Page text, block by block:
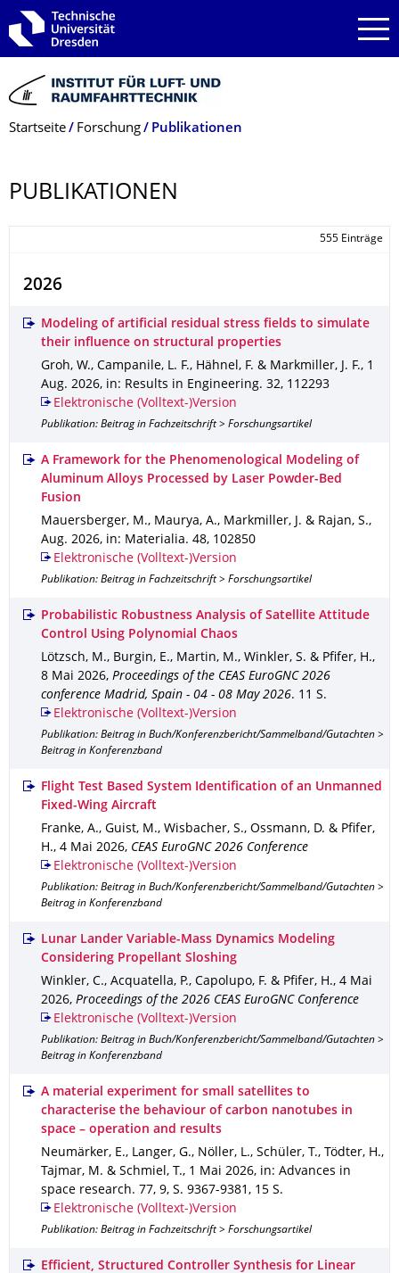
Zur Hauptnavigation springen
Zur Suche springen
Zum Inhalt springen
Breadcrumb-Menü
Startseite Forschung Publikationen
PUBLIKATIONEN
555 Einträge
2026
Modeling of artificial residual stress fields to simulate
their influence on structural properties
Groh, W., Campanile, L. F., Hähnel, F. & Markmiller, J. F., 1
Aug. 2026, in: Results in Engineering. 32, 112293
Elektronische (Volltext-)Version
Publikation: Beitrag in Fachzeitschrift > Forschungsartikel
A Framework for the Phenomenological Modeling of
Aluminum Alloys Processed by Laser Powder-Bed
Fusion
Mauersberger, M., Maurya, A., Markmiller, J. & Rajan, S.,
Aug. 2026, in: Materialia. 48, 102850
Elektronische (Volltext-)Version
Publikation: Beitrag in Fachzeitschrift > Forschungsartikel
Probabilistic Robustness Analysis of Satellite Attitude
Control Using Polynomial Chaos
Lötzsch, M., Burgin, E., Martin, M., Winkler, S. & Pfifer, H.,
8 Mai 2026, Proceedings of the CEAS EuroGNC 2026
conference Madrid, Spain - 04 - 08 May 2026. 11 S.
Elektronische (Volltext-)Version
Publikation: Beitrag in Buch/Konferenzbericht/Sammelband/Gutachten >
Beitrag in Konferenzband
Flight Test Based System Identification of an Unmanned
Fixed-Wing Aircraft
Franke, A., Guist, M., Wisbacher, S., Ossmann, D. & Pfifer,
H., 4 Mai 2026, CEAS EuroGNC 2026 Conference
Elektronische (Volltext-)Version
Publikation: Beitrag in Buch/Konferenzbericht/Sammelband/Gutachten >
Beitrag in Konferenzband
Lunar Lander Variable-Mass Dynamics Modeling
Considering Propellant Sloshing
Winkler, C., Acquatella, P., Capolupo, F. & Pfifer, H., 4 Mai
2026, Proceedings of the 2026 CEAS EuroGNC Conference
Elektronische (Volltext-)Version
Publikation: Beitrag in Buch/Konferenzbericht/Sammelband/Gutachten >
Beitrag in Konferenzband
A material experiment for small satellites to
characterise the behaviour of carbon nanotubes in
space – operation and results
Neumärker, E., Langer, G., Nöller, L., Schüler, T., Tödter, H.,
Tajmar, M. & Schmiel, T., 1 Mai 2026, in: Advances in
space research. 77, 9, S. 9367-9381 , 15 S.
Elektronische (Volltext-)Version
Publikation: Beitrag in Fachzeitschrift > Forschungsartikel
Efficient, Structured Controller Synthesis for Linear